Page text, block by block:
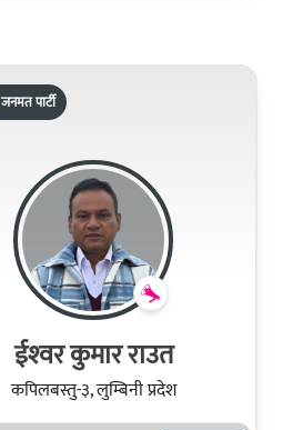
जनमत पार्टी
ईश्‍वर कुमार राउत
कपिलबस्तु-३, लुम्बिनी प्रदेश